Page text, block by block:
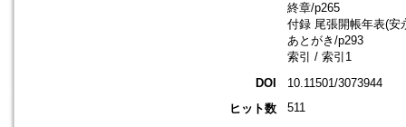
終章/p265
付録 尾張開帳年表(安
あとがき/p293
索引 / 索引1
DOI
10.11501/3073944
ヒット数
511